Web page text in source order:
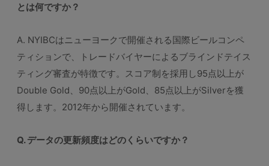
とは何ですか？
A. NYIBCはニューヨークで開催される国際ビールコンペ
ティションで、トレードバイヤーによるブラインドテイス
ティング審査が特徴です。スコア制を採用し95点以上が
Double Gold、90点以上がGold、85点以上がSilverを獲
得します。2012年から開催されています。
Q. データの更新頻度はどのくらいですか？